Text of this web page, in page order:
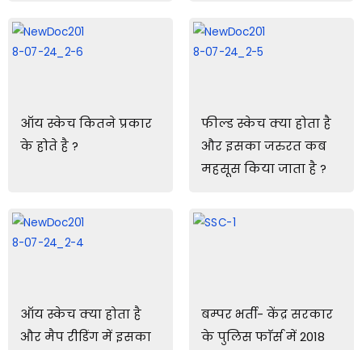
ऑय स्केच कितने प्रकार
के होते है ?
फील्ड स्केच क्या होता है
और इसका जरुरत कब
महसूस किया जाता है ?
ऑय स्केच क्या होता है
और मैप रीडिंग में इसका
बम्पर भर्ती- केंद्र सरकार
के पुलिस फाॅर्स में 2018